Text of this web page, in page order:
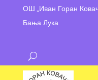
ОШ „Иван Горан
Бања Лука